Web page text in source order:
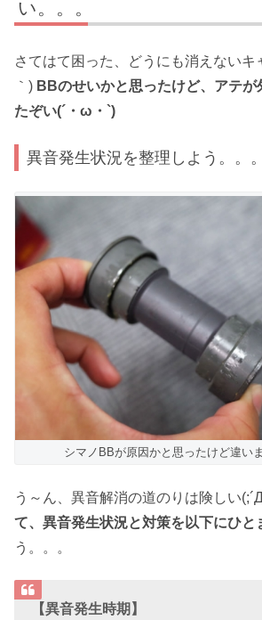
い。。。
さてはて困った、どうにも消えないキ
｀) BBのせいかと思ったけど、アテが
たぞい(´・ω・`)
異音発生状況を整理しよう。。。
シマノBBが原因かと思ったけど違い
う～ん、異音解消の道のりは険しい
て、異音発生状況と対策を以下にひと
う。。。
【異音発生時期】